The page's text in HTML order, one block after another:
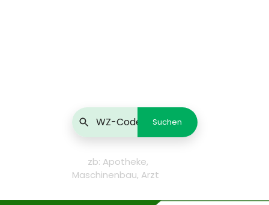
zb: Apotheke,
Maschinenbau, Arzt